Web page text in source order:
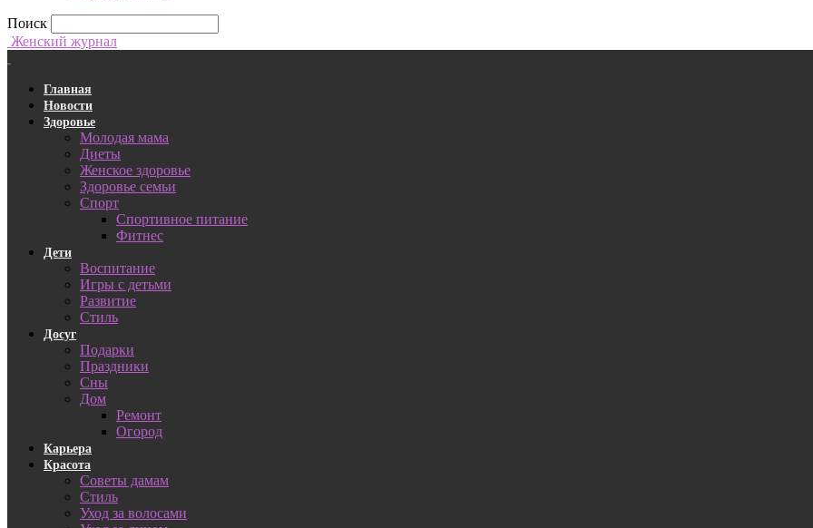
Поиск
Женский журнал
Главная
Новости
Здоровье
Молодая мама
Диеты
Женское здоровье
Здоровье семьи
Спорт
Спортивное питание
Фитнес
Дети
Воспитание
Игры с детьми
Развитие
Стиль
Досуг
Подарки
Праздники
Сны
Дом
Ремонт
Огород
Карьера
Красота
Советы дамам
Стиль
Уход за волосами